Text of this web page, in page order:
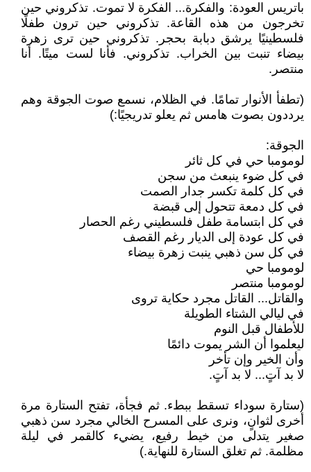
باتريس العودة: والفكرة... الفكرة لا تموت. تذكروني حين
تخرجون من هذه القاعة. تذكروني حين ترون طفلًا
فلسطينيًا يرشق دبابة بحجر. تذكروني حين ترى زهرة
بيضاء تنبت بين الخراب. تذكروني. فأنا لست ميتًا. أنا
منتصر.
(تطفأ الأنوار تمامًا. في الظلام، نسمع صوت الجوقة وهم
يرددون بصوت هامس ثم يعلو تدريجيًا:)
الجوقة:
لومومبا حي في كل ثائر
في كل ضوء ينبعث من سجن
في كل كلمة تكسر جدار الصمت
في كل دمعة تتحول إلى قبضة
في كل ابتسامة طفل فلسطيني رغم الحصار
في كل عودة إلى الديار رغم القصف
في كل سن ذهبي ينبت زهرة بيضاء
لومومبا حي
لومومبا منتصر
والقاتل... القاتل مجرد حكاية تروى
في ليالي الشتاء الطويلة
للأطفال قبل النوم
ليعلموا أن الشر يموت دائمًا
وأن الخير وإن تأخر
لا بد آتٍ... لا بد آتٍ.
(ستارة سوداء تسقط ببطء. ثم فجأة، تفتح الستارة مرة
أخرى لثوانٍ، ونرى على المسرح الخالي مجرد سن ذهبي
صغير يتدلى من خيط رفيع، يضيء كالقمر في ليلة
مظلمة. ثم تغلق الستارة للنهاية.)